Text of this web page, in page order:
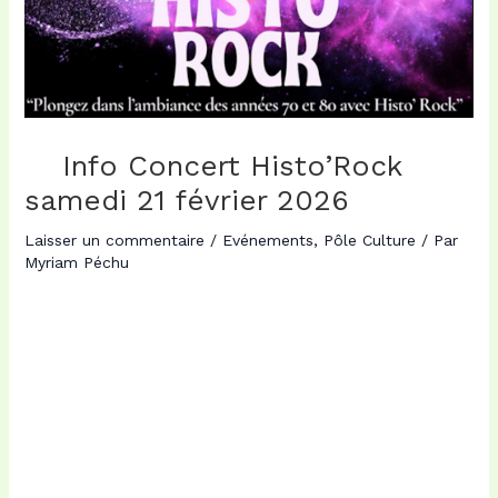
Info Concert Histo’Rock
samedi 21 février 2026
Laisser un commentaire / Evénements, Pôle Culture / Par
Myriam Péchu